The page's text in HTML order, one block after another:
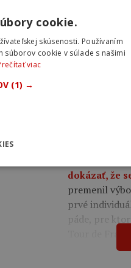
10:01
Aký
plášťoch na
rovnováhu
plášťoch
rýchlosť,
pretekoch
dokázať, že
premenil
prvé
páde, pre
Tour de
cookie.
skúsenosti. Používaním
súborov cookie v súlade s našimi
viac
(1) →